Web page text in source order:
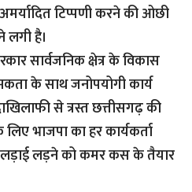
टिप्पणी करने की ओछी
लगी है।
सार्वजनिक क्षेत्र के विकास
के साथ जनोपयोगी कार्य
से त्रस्त छत्तीसगढ़ की
भाजपा का हर कार्यकर्ता
लड़ने को कमर कस के तैयार